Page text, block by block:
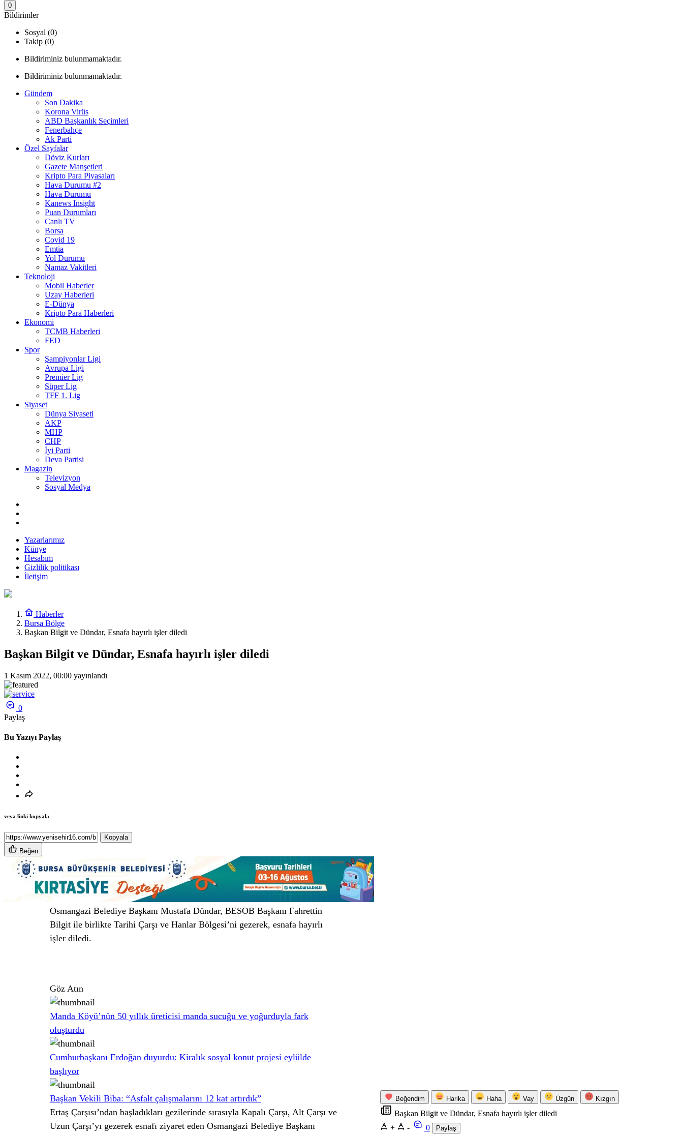
0
Bildirimler
Sosyal (0)
Takip (0)
Bildiriminiz bulunmamaktadır.
Bildiriminiz bulunmamaktadır.
Gündem
Son Dakika
Korona Virüs
ABD Başkanlık Seçimleri
Fenerbahçe
Ak Parti
Özel Sayfalar
Döviz Kurları
Gazete Manşetleri
Kripto Para Piyasaları
Hava Durumu #2
Hava Durumu
Kanews Insight
Puan Durumları
Canlı TV
Borsa
Covid 19
Emtia
Yol Durumu
Namaz Vakitleri
Teknoloji
Mobil Haberler
Uzay Haberleri
E-Dünya
Kripto Para Haberleri
Ekonomi
TCMB Haberleri
FED
Spor
Şampiyonlar Ligi
Avrupa Ligi
Premier Lig
Süper Lig
TFF 1. Lig
Siyaset
Dünya Siyaseti
AKP
MHP
CHP
İyi Parti
Deva Partisi
Magazin
Televizyon
Sosyal Medya
Yazarlarımız
Künye
Hesabım
Gizlilik politikası
İletişim
Haberler
Bursa Bölge
Başkan Bilgit ve Dündar, Esnafa hayırlı işler diledi
Başkan Bilgit ve Dündar, Esnafa hayırlı işler diledi
1 Kasım 2022, 00:00 yayınlandı
0
Paylaş
Bu Yazıyı Paylaş
veya linki kopyala
Kopyala
Beğen
Osmangazi Belediye Başkanı Mustafa Dündar, BESOB Başkanı Fahrettin
Bilgit ile birlikte Tarihi Çarşı ve Hanlar Bölgesi’ni gezerek, esnafa hayırlı
işler diledi.
Göz Atın
Manda Köyü’nün 50 yıllık üreticisi manda sucuğu ve yoğurduyla fark
oluşturdu
Cumhurbaşkanı Erdoğan duyurdu: Kiralık sosyal konut projesi eylülde
başlıyor
Başkan Vekili Biba: “Asfalt çalışmalarını 12 kat artırdık”
Ertaş Çarşısı’ndan başladıkları gezilerinde sırasıyla Kapalı Çarşı, Alt Çarşı ve
Uzun Çarşı’yı gezerek esnafı ziyaret eden Osmangazi Belediye Başkanı
Beğendim Harika Haha Vay Üzgün Kızgın
Başkan Bilgit ve Dündar, Esnafa hayırlı işler diledi
+
- 0 Paylaş